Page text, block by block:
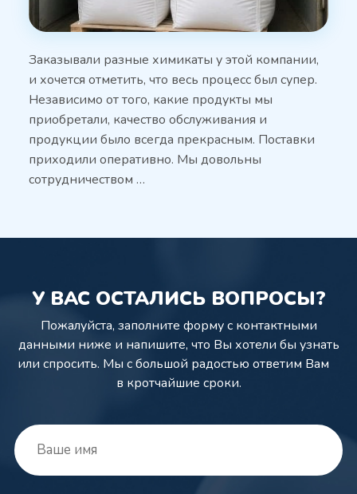
Заказывали разные химикаты у этой компании,
и хочется отметить, что весь процесс был супер.
Независимо от того, какие продукты мы
приобретали, качество обслуживания и
продукции было всегда прекрасным. Поставки
приходили оперативно. Мы довольны
сотрудничеством …
У ВАС ОСТАЛИСЬ ВОПРОСЫ?
Пожалуйста, заполните форму с контактными
данными ниже и напишите, что Вы хотели бы узнать
или спросить. Мы с большой радостью ответим Вам
в кротчайшие сроки.